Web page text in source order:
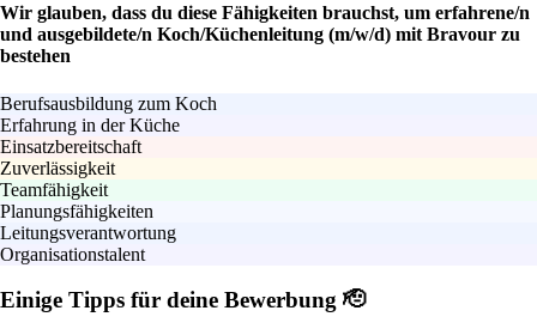
Wir glauben, dass du diese Fähigkeiten brauchst, um erfahrene/n
und ausgebildete/n Koch/Küchenleitung (m/w/d) mit Bravour zu
bestehen
Berufsausbildung zum Koch
Erfahrung in der Küche
Einsatzbereitschaft
Zuverlässigkeit
Teamfähigkeit
Planungsfähigkeiten
Leitungsverantwortung
Organisationstalent
Einige Tipps für deine Bewerbung 🫡